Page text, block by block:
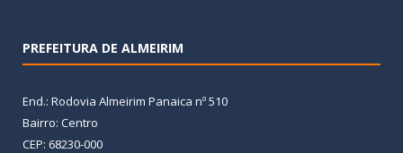
PREFEITURA DE ALMEIRIM
End.: Rodovia Almeirim Panaica nº 510
Bairro: Centro
CEP: 68230-000